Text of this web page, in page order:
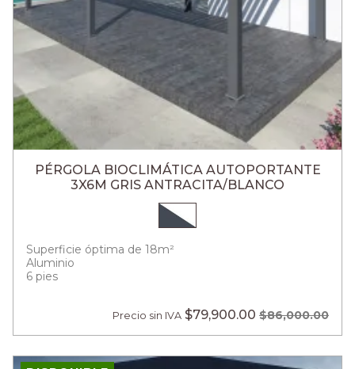
PÉRGOLA BIOCLIMÁTICA AUTOPORTANTE
3X6M GRIS ANTRACITA/BLANCO
Superficie óptima de 18m²
Aluminio
6 pies
Precio sin IVA $79,900.00 $86,000.00